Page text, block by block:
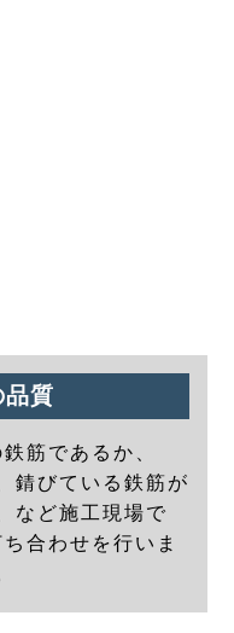
品質
筋であるか、
錆びている鉄筋が
など施工現場で
合わせを行いま